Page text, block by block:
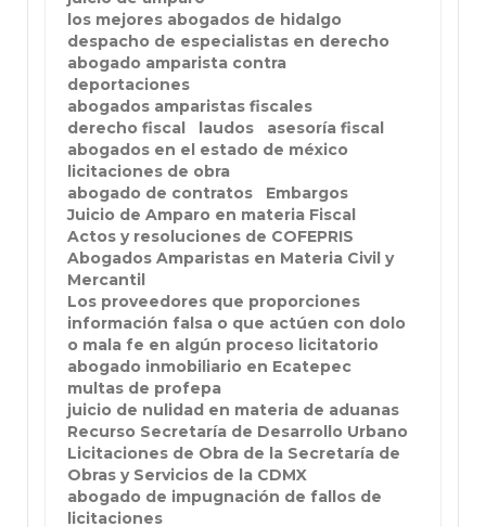
los mejores abogados de hidalgo
despacho de especialistas en derecho
abogado amparista contra
deportaciones
abogados amparistas fiscales
derecho fiscal
laudos
asesoría fiscal
abogados en el estado de méxico
licitaciones de obra
abogado de contratos
Embargos
Juicio de Amparo en materia Fiscal
Actos y resoluciones de COFEPRIS
Abogados Amparistas en Materia Civil y
Mercantil
Los proveedores que proporciones
información falsa o que actúen con dolo
o mala fe en algún proceso licitatorio
abogado inmobiliario en Ecatepec
multas de profepa
juicio de nulidad en materia de aduanas
Recurso Secretaría de Desarrollo Urbano
Licitaciones de Obra de la Secretaría de
Obras y Servicios de la CDMX
abogado de impugnación de fallos de
licitaciones